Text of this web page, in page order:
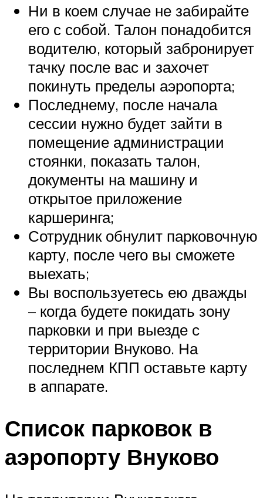
Ни в коем случае не забирайте
его с собой. Талон понадобится
водителю, который забронирует
тачку после вас и захочет
покинуть пределы аэропорта;
Последнему, после начала
сессии нужно будет зайти в
помещение администрации
стоянки, показать талон,
документы на машину и
открытое приложение
каршеринга;
Сотрудник обнулит парковочную
карту, после чего вы сможете
выехать;
Вы воспользуетесь ею дважды
– когда будете покидать зону
парковки и при выезде с
территории Внуково. На
последнем КПП оставьте карту
в аппарате.
Список парковок в
аэропорту Внуково